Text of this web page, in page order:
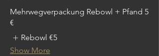
Mehrwegverpackung Rebowl + Pfand 5
€
Rebowl €5
Show More